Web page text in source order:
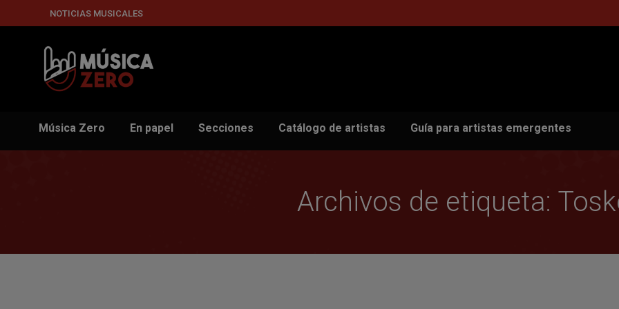
NOTICIAS MUSICALES
Música Zero En papel Secciones Catálogo de artistas Guía para artistas emergentes
Archivos de etiqueta: